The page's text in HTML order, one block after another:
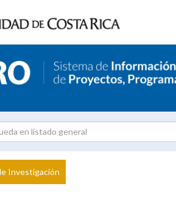
Investigador
Investigación